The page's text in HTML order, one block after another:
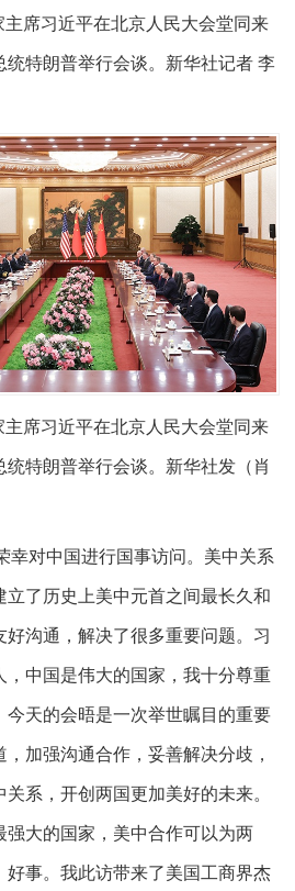
席习近平在北京人民大会堂同来
特朗普举行会谈。新华社记者 李
席习近平在北京人民大会堂同来
特朗普举行会谈。新华社发（肖
幸对中国进行国事访问。美中关系
了历史上美中元首之间最长久和
沟通，解决了很多重要问题。习
中国是伟大的国家，我十分尊重
天的会晤是一次举世瞩目的重要
加强沟通合作，妥善解决分歧，
系，开创两国更加美好的未来。
大的国家，美中合作可以为两
事。我此访带来了美国工商界杰